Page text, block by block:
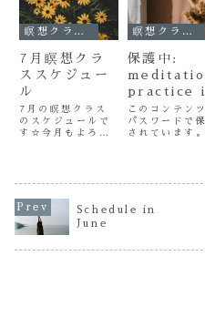
瞑想クラスmember's page
7月瞑想クラ
ススケジュー
ル
7月の瞑想クラス
のスケジュールで
す☆今月もよろし
ださい★
瞑想クラス/今月のZoomID&アーカイブ動画
保護中:
practice
May
このコンテン
パスワードで
されています
Schedule in
June